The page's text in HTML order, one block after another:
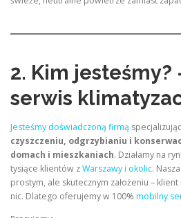
2. Kim jesteśmy?
serwis
Jesteśmy doświadczoną firmą
czyszczeniu, odgrzybianiu i
domach i mieszkaniach. Działamy na
tysiące klientów zWarszawy i okolic.
prostym, ale skutecznym założeniu –
nic. Dlatego oferujemy w 100% mobilny